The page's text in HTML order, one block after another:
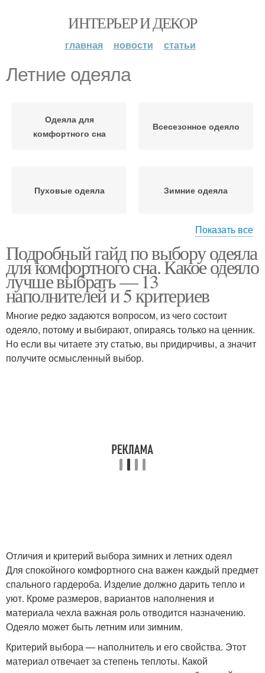
ИНТЕРЬЕР И ДЕКОР
главная новости статьи
Летние одеяла
Одеяла для
комфортного сна
Всесезонное одеяло
Пуховые одеяла Зимние одеяла
Теплое одеяло Всесезонные одеяла
Пышное одеяло Летний одеяло
Показать все
Подробный гайд по выбору одеяла
для комфортного сна. Какое одеяло
лучше выбрать — 13
наполнителей и 5 критериев
Многие редко задаются вопросом, из чего состоит
одеяло, потому и выбирают, опираясь только на ценник.
Но если вы читаете эту статью, вы придирчивы, а значит
получите осмысленный выбор.
Отличия и критерий выбора зимних и летних одеял
Для спокойного комфортного сна важен каждый предмет
спального гардероба. Изделие должно дарить тепло и
уют. Кроме размеров, вариантов наполнения и
материала чехла важная роль отводится назначению.
Одеяло может быть летним или зимним.
Критерий выбора — наполнитель и его свойства. Этот
материал отвечает за степень теплоты. Какой